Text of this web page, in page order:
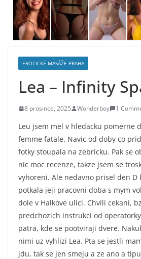
EROTICKÉ MASÁŽE PRAHA
Lea – Infinity
8 prosince, 2025 Wonderboy 1
Leu jsem mel v hledacku pomerne
femme fatale. Navic od doby co
fotky stoupala na zebricku. Pak se
nic moc recenze, takze jsem se
vyhoreni. Ale nedavno prisel den D
potkala jeji pracovni doba s mym
dole v Halkove ulici. Chvili cekani,
predchozich instrukci od
patra, kde se pootviraji dvere.
nimi uz vyhlizi Lea. Pta se jestli
jdu, tak se jen smeju a ze ano a